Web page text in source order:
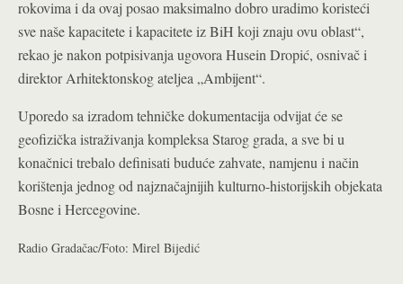
rokovima i da ovaj posao maksimalno dobro uradimo koristeći
sve naše kapacitete i kapacitete iz BiH koji znaju ovu oblast“,
rekao je nakon potpisivanja ugovora Husein Dropić, osnivač i
direktor Arhitektonskog ateljea „Ambijent“.
Uporedo sa izradom tehničke dokumentacija odvijat će se
geofizička istraživanja kompleksa Starog grada, a sve bi u
konačnici trebalo definisati buduće zahvate, namjenu i način
korištenja jednog od najznačajnijih kulturno-historijskih objekata
Bosne i Hercegovine.
Radio Gradačac/Foto: Mirel Bijedić